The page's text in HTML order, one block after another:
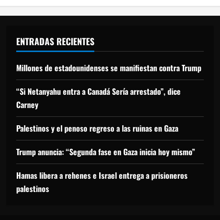
ENTRADAS RECIENTES
Millones de estadounidenses se manifiestan contra Trump
“Si Netanyahu entra a Canadá Sería arrestado”, dice
Carney
Palestinos y el penoso regreso a las ruinas en Gaza
Trump anuncia: “Segunda fase en Gaza inicia hoy mismo”
Hamas libera a rehenes e Israel entrega a prisioneros
palestinos